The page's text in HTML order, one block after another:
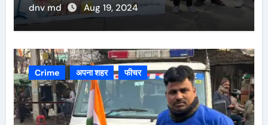
dnv md Aug 19, 2024
Crime अपना शहर फीचर